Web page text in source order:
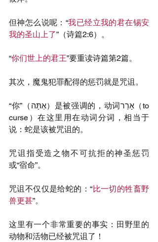
但神怎么说呢：“我已经立我的君在锡安
我的圣山上了”（诗篇2:6）。
“你们世上的君王”要重读诗篇第2篇。
其次，魔鬼犯罪配得的惩罚就是咒诅。
“你”（אַתָּה）是被强调的，动词אָרַר（to
curse）在这里用在动词分词，相当于
说：蛇是该被咒诅的。
咒诅指受造之物不可抗拒的神圣惩罚
或“宿命”。
咒诅不仅仅是给蛇的：“比一切的牲畜野
兽更甚”。
这里有一个非常重要的事实：田野里的
动物和活物已经被咒诅了！